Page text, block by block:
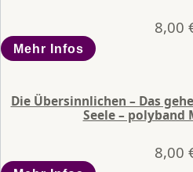
8,00
Mehr Infos
Die Übersinnlichen – Das
Seele – polyband
8,00